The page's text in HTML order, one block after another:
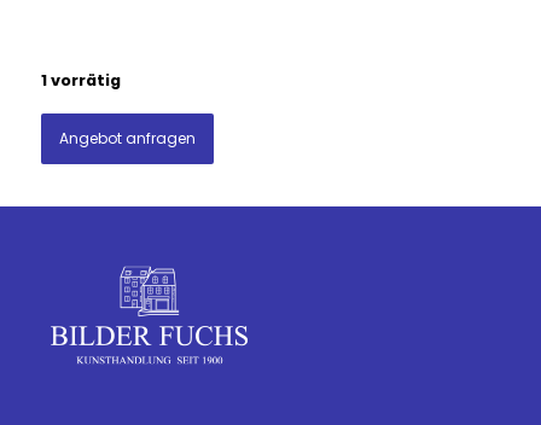
1 vorrätig
Angebot anfragen